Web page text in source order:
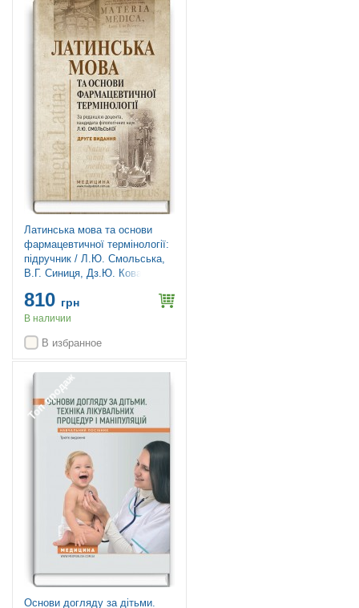
Латинська мова та основи
фармацевтичної термінології:
підручник / Л.Ю. Смольська,
В.Г. Синиця, Дз.Ю. Коваль-
810 грн
В наличии
В избранное
Топ продаж
Основи догляду за дітьми.